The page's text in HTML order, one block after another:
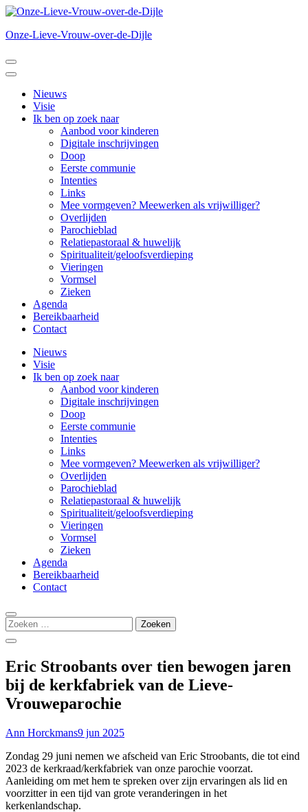
Ga
inhoud
op
Enter)
Onze-Lieve-Vrouw-over-de-Dijle
Nieuws
Visie
Ik ben op zoek naar
Aanbod voor kinderen
Digitale inschrijvingen
Doop
Eerste communie
Intenties
Links
Mee vormgeven? Meewerken als vrijwilliger?
Overlijden
Parochieblad
Relatiepastoraal & huwelijk
Spiritualiteit/geloofsverdieping
Vieringen
Vormsel
Zieken
Agenda
Bereikbaarheid
Contact
Nieuws
Visie
Ik ben op zoek naar
Aanbod voor kinderen
Digitale inschrijvingen
Doop
Eerste communie
Intenties
Links
Mee vormgeven? Meewerken als vrijwilliger?
Overlijden
Parochieblad
Relatiepastoraal & huwelijk
Spiritualiteit/geloofsverdieping
Vieringen
Vormsel
Zieken
Agenda
Bereikbaarheid
Contact
Zoeken
naar:
Eric Stroobants over tien bewogen jaren
bij de kerkfabriek van de Lieve-
Vrouweparochie
Ann Horckmans9 jun 2025
Zondag 29 juni nemen we afscheid van Eric Stroobants, die tot eind
2023 de kerkraad/kerkfabriek van onze parochie voorzat.
Aanleiding om met hem te spreken over zijn ervaringen als lid en
voorzitter in een tijd van grote veranderingen in het
kerkenlandschap.